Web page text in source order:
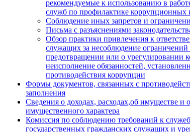
рекомендуемые к использованию в
служб по профилактике
Соблюдение иных запретов и
Письма с разъяснениями
Обзор практики привлечения к
служащих за несоблюдение ограничений
предотвращении или о урегулировании
неисполнение обязанностей,
противодействия коррупции
Формы документов, связанных с
заполнения
Сведения о доходах, расходах,об имуществе и
имущественного характера
Комиссия по соблюдению требований к
государственных гражданских служащих и